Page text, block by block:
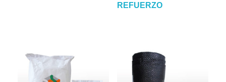
REFUERZO